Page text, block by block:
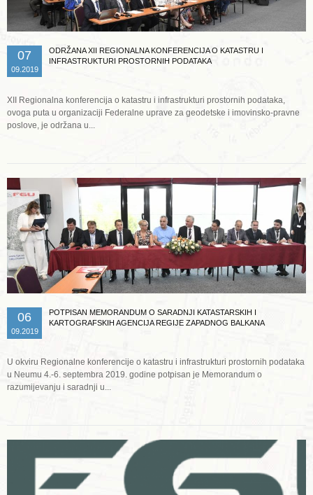
07
09.2019
ODRŽANA XII REGIONALNA KONFERENCIJA O KATASTRU I
INFRASTRUKTURI PROSTORNIH PODATAKA
XII Regionalna konferencija o katastru i infrastrukturi prostornih podataka,
ovoga puta u organizaciji Federalne uprave za geodetske i imovinsko-pravne
poslove, je održana u...
06
09.2019
POTPISAN MEMORANDUM O SARADNJI KATASTARSKIH I
KARTOGRAFSKIH AGENCIJA REGIJE ZAPADNOG BALKANA
U okviru Regionalne konferencije o katastru i infrastrukturi prostornih podataka
u Neumu 4.-6. septembra 2019. godine potpisan je Memorandum o
razumijevanju i saradnji u...